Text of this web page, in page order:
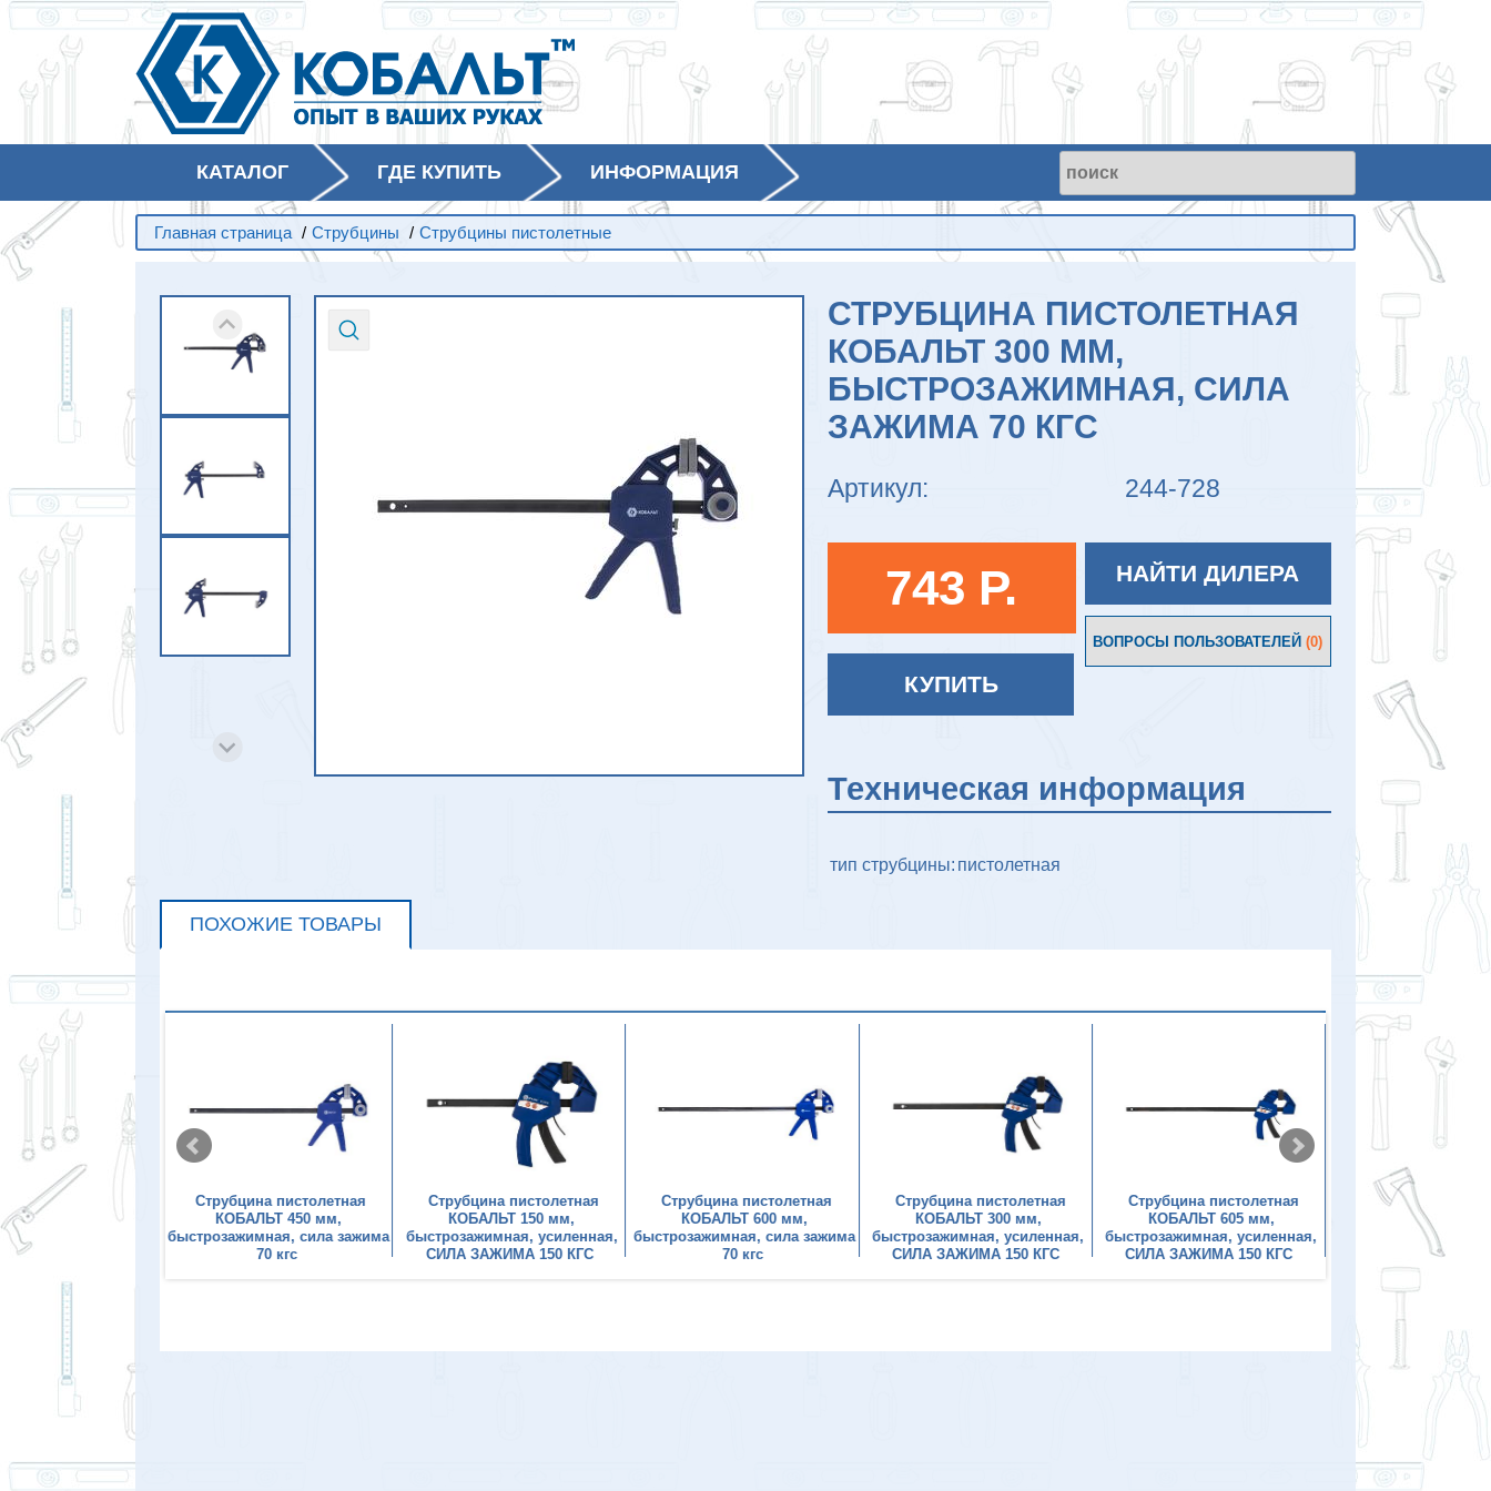
КАТАЛОГ ГДЕ КУПИТЬ ИНФОРМАЦИЯ
Главная страница / Струбцины / Струбцины пистолетные
СТРУБЦИНА ПИСТОЛЕТНАЯ
КОБАЛЬТ 300 ММ,
БЫСТРОЗАЖИМНАЯ, СИЛА
ЗАЖИМА 70 КГC
Артикул: 244-728
743 P.
КУПИТЬ
НАЙТИ ДИЛЕРА
ВОПРОСЫ ПОЛЬЗОВАТЕЛЕЙ(0)
Техническая информация
тип струбцины: пистолетная
ПОХОЖИЕ ТОВАРЫ
пистолетная
150 мм,
сила зажима
70 кгc
Струбцина пистолетная
КОБАЛЬТ 450 мм,
быстрозажимная, сила зажима
70 кгc
Струбцина пистолетная
КОБАЛЬТ 150 мм,
быстрозажимная, усиленная,
СИЛА ЗАЖИМА 150 КГC
Струбцина пистолетная
КОБАЛЬТ 600 мм,
быстрозажимная, сила зажима
70 кгc
Струбцина пистолетная
КОБАЛЬТ 300 мм,
быстрозажимная, усиленная,
СИЛА ЗАЖИМА 150 КГC
Струбцина пистолетная
КОБАЛЬТ 605 мм,
быстрозажимная, усиленная,
СИЛА ЗАЖИМА 150 КГC
Струбцина
КОБАЛЬТ 455
быстрозажимная,
СИЛА ЗАЖИМА